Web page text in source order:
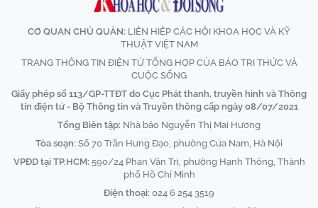
CƠ QUAN CHỦ QUẢN: LIÊN HIỆP CÁC HỘI KHOA HỌC VÀ KỸ
THUẬT VIỆT NAM
TRANG THÔNG TIN ĐIỆN TỬ TỔNG HỢP CỦA BÁO TRI THỨC VÀ
CUỘC SỐNG
Giấy phép số 113/GP-TTĐT do Cục Phát thanh, truyền hình và Thông
tin điện tử - Bộ Thông tin và Truyền thông cấp ngày 08/07/2021
Tổng Biên tập: Nhà báo Nguyễn Thị Mai Hương
Tòa soạn: Số 70 Trần Hưng Đạo, phường Cửa Nam, Hà Nội
VPĐD tại TP.HCM: 590/24 Phan Văn Trị, phường Hạnh Thông, Thành
phố Hồ Chí Minh
Điện thoại: 024 6 254 3519